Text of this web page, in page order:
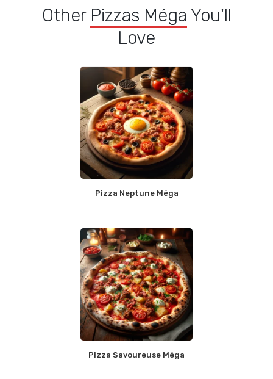
Other Pizzas Méga You'll
Love
Pizza Neptune Méga
Pizza Savoureuse Méga